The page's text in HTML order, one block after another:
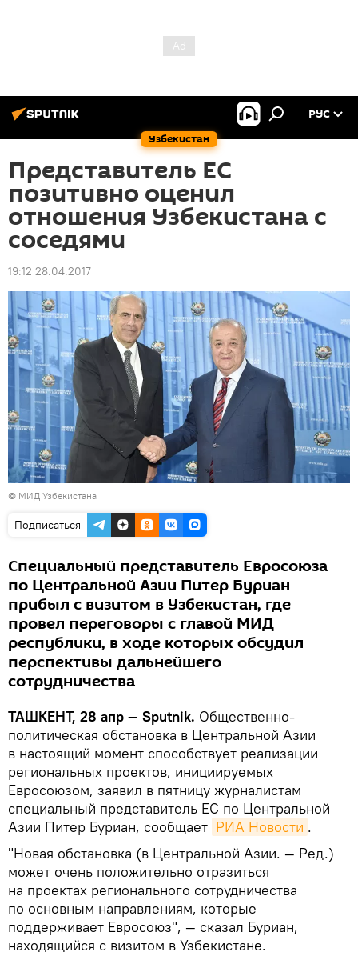
Узбекистан
РУС
Представитель ЕС
позитивно оценил
отношения Узбекистана с
соседями
19:12 28.04.2017
© МИД Узбекистана
Подписаться
Специальный представитель Евросоюза
по Центральной Азии Питер Буриан
прибыл с визитом в Узбекистан, где
провел переговоры с главой МИД
республики, в ходе которых обсудил
перспективы дальнейшего
сотрудничества
ТАШКЕНТ, 28 апр — Sputnik. Общественно-
политическая обстановка в Центральной Азии
в настоящий момент способствует реализации
региональных проектов, инициируемых
Евросоюзом, заявил в пятницу журналистам
специальный представитель ЕС по Центральной
Азии Питер Буриан, сообщает РИА Новости .
"Новая обстановка (в Центральной Азии. — Ред.)
может очень положительно отразиться
на проектах регионального сотрудничества
по основным направлениям, которые
поддерживает Евросоюз", — сказал Буриан,
находящийся с визитом в Узбекистане.